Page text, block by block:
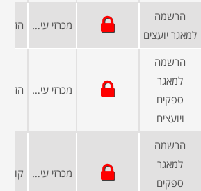
הרשמה
למאגר יועצים
מכרזי עיריות ומועצות
הרשמה
למאגר
ספקים
ויועצים
מכרזי עיריות ומועצות
הרשמה
למאגר
ספקים
מכרזי עיריות ומועצות